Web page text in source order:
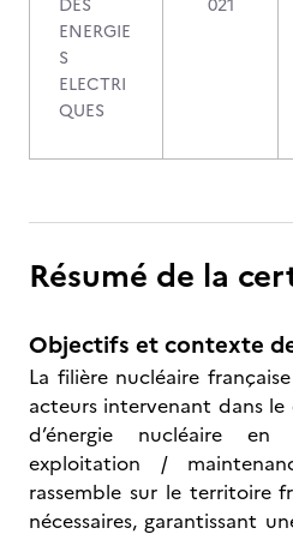
DES
ENERGIE
S
ELECTRI
QUES
021
Résumé de la
Objectifs et contexte
La filière nucléaire
acteurs intervenant dans
d’énergie nucléaire en
exploitation /
rassemble sur le territoire
nécessaires, garantissant